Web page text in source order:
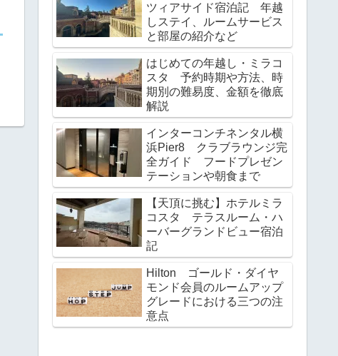
ツィアサイド宿泊記 年越
しステイ、ルームサービス
と部屋の紹介など
はじめての年越し・ミラコ
スタ 予約時期や方法、時
期別の難易度、金額を徹底
解説
インターコンチネンタル横
浜Pier8 クラブラウンジ完
全ガイド フードプレゼン
テーションや朝食まで
【天頂に挑む】ホテルミラ
コスタ テラスルーム・ハ
ーバーグランドビュー宿泊
記
Hilton ゴールド・ダイヤ
モンド会員のルームアップ
グレードにおける三つの注
意点